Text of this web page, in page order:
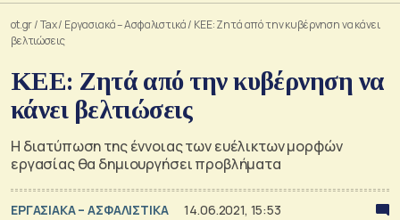
ot.gr/Tax/ Εργασιακά – Ασφαλιστικά/ ΚΕΕ: Ζητά από την κυβέρνηση να κάνει
βελτιώσεις
ΚΕΕ: Ζητά από την κυβέρνηση να
κάνει βελτιώσεις
Η διατύπωση της έννοιας των ευέλικτων μορφών
εργασίας θα δημιουργήσει προβλήματα
ΕΡΓΑΣΙΑΚΑ – ΑΣΦΑΛΙΣΤΙΚΑ 14.06.2021, 15:53